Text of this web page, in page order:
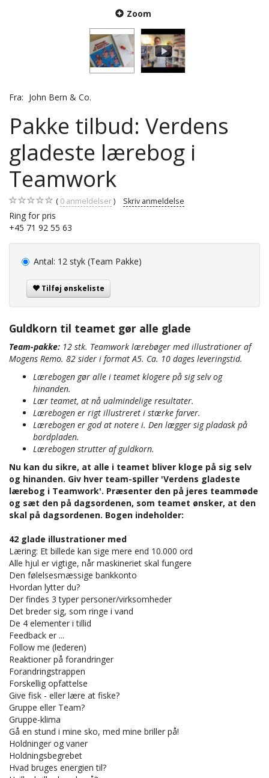
Zoom
Fra: John Bern & Co.
Pakke tilbud: Verdens
gladeste lærebog i
Teamwork
0 anmeldelser Skriv anmeldelse
Ring for pris
+45 71 92 55 63
Antal: 12 styk (Team Pakke)
Tilføj ønskeliste
Guldkorn til teamet gør alle glade
Team-pakke: 12 stk. Teamwork lærebøger med illustrationer af
Mogens Remo. 82 sider i format A5. Ca. 10 dages leveringstid.
Lærebogen gør alle i teamet klogere på sig selv og
hinanden.
Lær teamet, at nå ualmindelige resultater.
Lærebogen er rigt illustreret i stærke farver.
Lærebogen er god at notere i. Den lægger sig pladask på
bordpladen.
Lærebogen strutter af guldkorn.
Nu kan du sikre, at alle i teamet bliver kloge på sig selv
og hinanden. Giv hver team-spiller 'Verdens gladeste
lærebog i Teamwork'. Præsenter den på jeres teammøde
og sæt den på dagsordenen, som teamet ønsker, at den
skal på dagsordenen. Bogen indeholder:
42 glade illustrationer med
Læring: Et billede kan sige mere end 10.000 ord
Alle hjul er vigtige, når maskineriet skal fungere
Den følelsesmæssige bankkonto
Hvordan lytter du?
Der findes 3 typer personer/virksomheder
Det breder sig, som ringe i vand
De 4 elementer i tillid
Feedback er ...
Follow me (lederen)
Reaktioner på forandringer
Forandringstrappen
Forskellig opfattelse
Give fisk - eller lære at fiske?
Gruppe eller Team?
Gruppe-klima
Gå en stund i mine sko, med mine briller på!
Holdninger og vaner
Holdningsbegrebet
Hvad bruges energien til?